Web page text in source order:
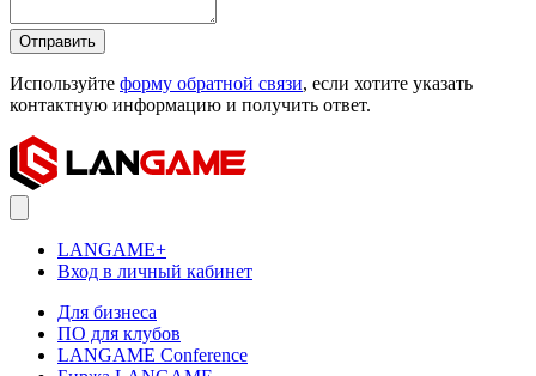
Отправить
Используйте форму обратной связи, если хотите указать
контактную информацию и получить ответ.
LANGAME+
Вход в личный кабинет
Для бизнеса
ПО для клубов
LANGAME Conference